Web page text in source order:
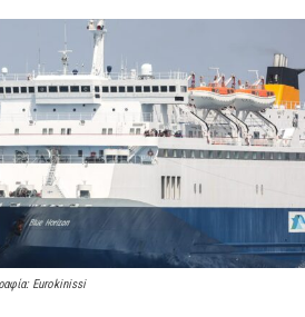
Eurokinissi